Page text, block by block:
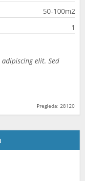
50-100m2
1
elit. Sed
Pregleda: 28120